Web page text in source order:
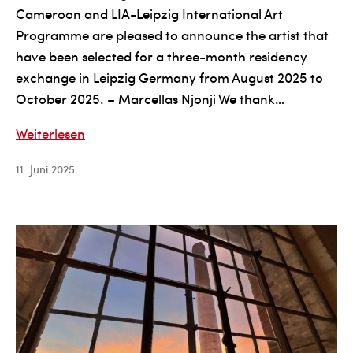
Cameroon and LIA-Leipzig International Art
Programme are pleased to announce the artist that
have been selected for a three-month residency
exchange in Leipzig Germany from August 2025 to
October 2025. – Marcellas Njonji We thank…
Weiterlesen
Cameroon
Open
call
11. Juni 2025